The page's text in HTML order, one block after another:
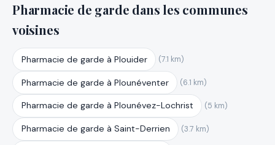
Pharmacie de garde dans les communes
voisines
Pharmacie de garde à Plouider (7.1 km)
Pharmacie de garde à Plounéventer (6.1 km)
Pharmacie de garde à Plounévez-Lochrist (5 km)
Pharmacie de garde à Saint-Derrien (3.7 km)